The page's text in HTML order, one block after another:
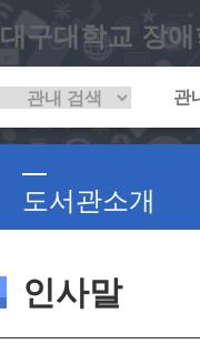
대구대학교 장
도서관소개
인사말